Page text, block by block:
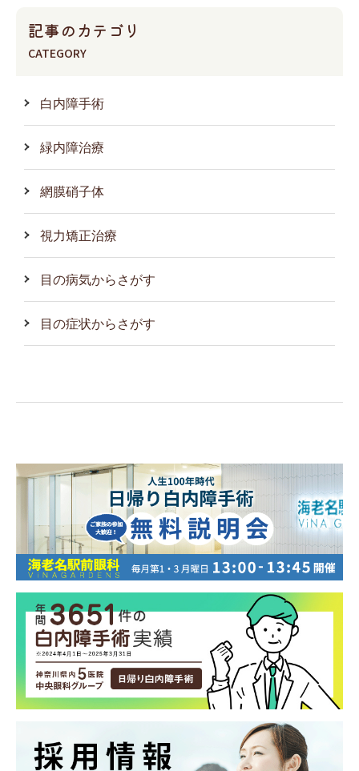
記事のカテゴリ
CATEGORY
白内障手術
緑内障治療
網膜硝子体
視力矯正治療
目の病気からさがす
目の症状からさがす